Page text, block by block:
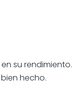
su
hecho.